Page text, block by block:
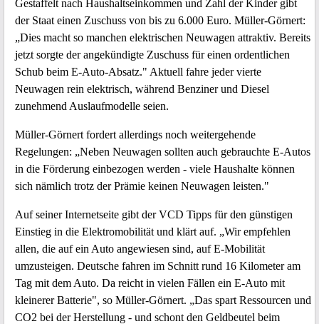
Gestaffelt nach Haushaltseinkommen und Zahl der Kinder gibt
der Staat einen Zuschuss von bis zu 6.000 Euro. Müller-Görnert:
„Dies macht so manchen elektrischen Neuwagen attraktiv. Bereits
jetzt sorgte der angekündigte Zuschuss für einen ordentlichen
Schub beim E-Auto-Absatz." Aktuell fahre jeder vierte
Neuwagen rein elektrisch, während Benziner und Diesel
zunehmend Auslaufmodelle seien.
Müller-Görnert fordert allerdings noch weitergehende
Regelungen: „Neben Neuwagen sollten auch gebrauchte E-Autos
in die Förderung einbezogen werden - viele Haushalte können
sich nämlich trotz der Prämie keinen Neuwagen leisten."
Auf seiner Internetseite gibt der VCD Tipps für den günstigen
Einstieg in die Elektromobilität und klärt auf. „Wir empfehlen
allen, die auf ein Auto angewiesen sind, auf E-Mobilität
umzusteigen. Deutsche fahren im Schnitt rund 16 Kilometer am
Tag mit dem Auto. Da reicht in vielen Fällen ein E-Auto mit
kleinerer Batterie", so Müller-Görnert. „Das spart Ressourcen und
CO2 bei der Herstellung - und schont den Geldbeutel beim